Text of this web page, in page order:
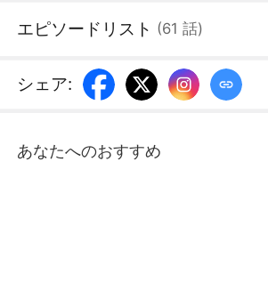
したいが、リストに僕の名前を追加
た。「舟衍、清竹と来月結婚するん
るよ。彼女のためにここに入ったっ
「先輩、頼むから」
エピソードリスト (61 話)
シェア:
あなたへのおすすめ